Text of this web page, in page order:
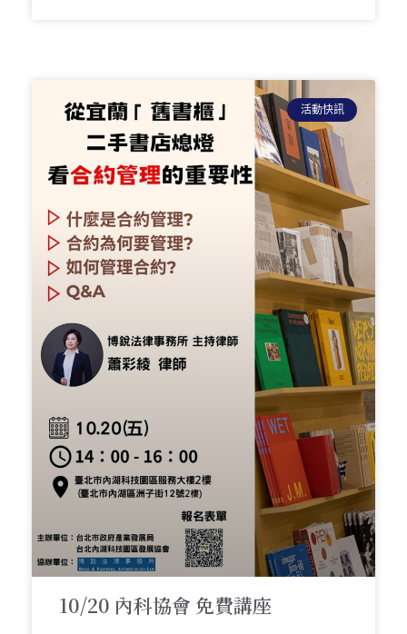
活動快訊
10/20 內科協會 免費講座